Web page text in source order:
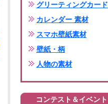
グリーティングカード
カレンダー 素材
スマホ壁紙素材
壁紙・柄
人物の素材
コンテスト＆イベント